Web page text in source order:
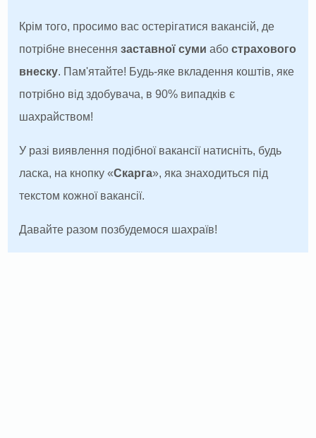
Крім того, просимо вас остерігатися вакансій, де
потрібне внесеннязаставної суми абострахового
внеску. Пам'ятайте! Будь-яке вкладення коштів, яке
потрібно від здобувача, в 90% випадків є
шахрайством!
У разі виявлення подібної вакансії натисніть, будь
ласка, на кнопку «Скарга», яка знаходиться під
текстом кожної вакансії.
Давайте разом позбудемося шахраїв!